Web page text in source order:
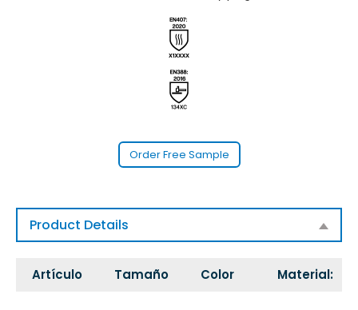
Order Free Sample
Product Details
Artículo Tamaño Color Material: